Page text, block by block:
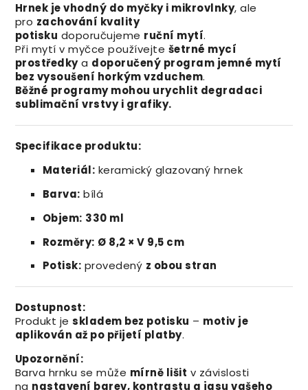
Hrnek je vhodný do myčky i mikrovlnky, ale
pro zachování kvality
potisku doporučujeme ruční mytí.
Při mytí v myčce používejte šetrné mycí
prostředkya doporučený program jemné mytí
bez vysoušení horkým vzduchem.
Běžné programy mohou urychlit degradaci
sublimační vrstvy i grafiky.
Specifikace produktu:
Materiál: keramický glazovaný hrnek
Barva: bílá
Objem: 330 ml
Rozměry: Ø 8,2 × V 9,5 cm
Potisk: provedený z obou stran
Dostupnost:
Produkt jeskladem bez potisku – motiv je
aplikován až po přijetí platby.
Upozornění:
Barva hrnku se může mírně lišit v závislosti
na nastavení barev, kontrastu a jasu vašeho